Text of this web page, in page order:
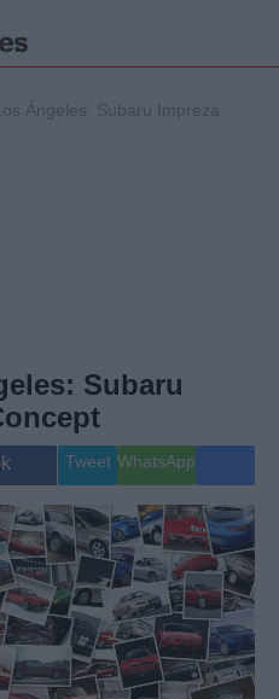
Gente
Musica
Ángeles: Subaru Impreza
Subaru
Tweet WhatsApp